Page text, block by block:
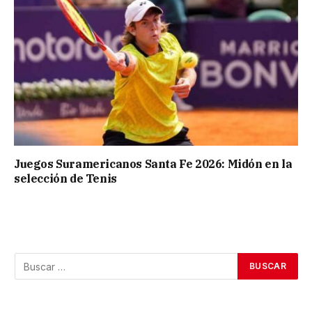
Juegos Suramericanos Santa Fe 2026: Midón en la
selección de Tenis